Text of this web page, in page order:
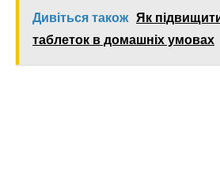
Дивіться також Як
таблеток в домашніх умовах